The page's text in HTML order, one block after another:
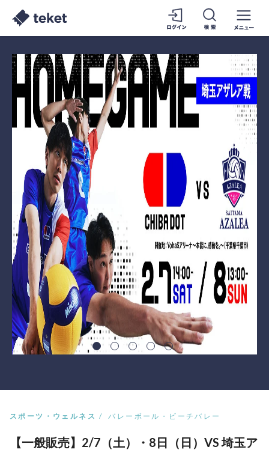
スポーツ・ウェルネス バレーボール・ビーチバレー
【一般販売】2/7（土）・8日（日）VS 埼玉ア